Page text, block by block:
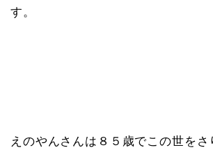
す。
えのやんさんは８５歳でこの世を